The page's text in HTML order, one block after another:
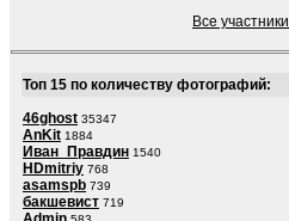
Все участники
Топ 15 по количеству фотографий:
46ghost 35347
AnKit 1884
Иван_Правдин 1540
HDmitriy 768
asamspb 739
бакшевист 719